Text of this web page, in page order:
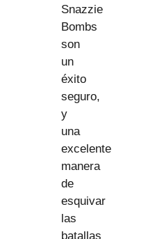
Snazzie
Bombs
son
un
éxito
seguro,
y
una
excelente
manera
de
esquivar
las
batallas